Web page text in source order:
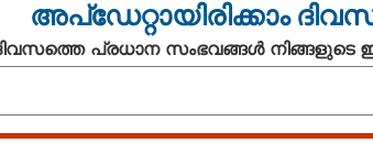
അപ്ഡേറ്റായിരിക്കാം
പ്രധാന സംഭവങ്ങൾ